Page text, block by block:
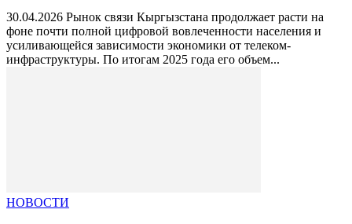
30.04.2026 Рынок связи Кыргызстана продолжает расти на
фоне почти полной цифровой вовлеченности населения и
усиливающейся зависимости экономики от телеком-
инфраструктуры. По итогам 2025 года его объем...
НОВОСТИ